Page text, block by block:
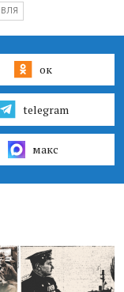
ок
telegram
макс